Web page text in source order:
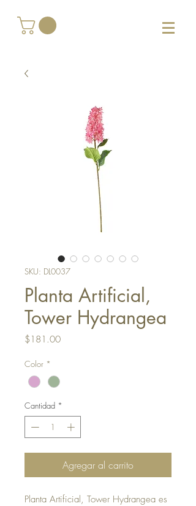
SKU: DL0037
Planta Artificial,
Tower Hydrangea
$181.00Precio
Color *
Cantidad *
Agregar al carrito
Planta Artificial, Tower Hydrangea es